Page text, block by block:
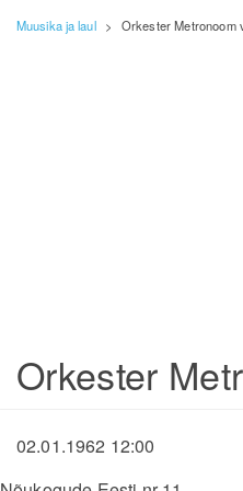
Muusika ja laul > Orkester Metronoom
Orkester
02.01.1962 12:00